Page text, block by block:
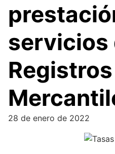
servicios
Registros
28 de enero de 2022